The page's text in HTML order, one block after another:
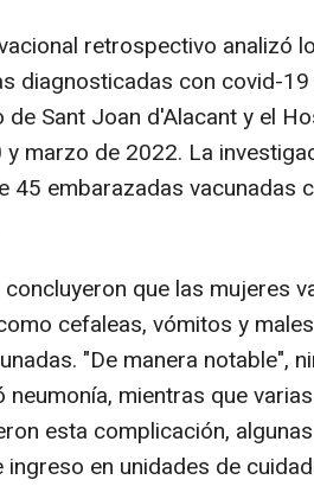
retrospectivo analizó
diagnosticadas con covid-
Sant Joan d'Alacant y el
marzo de 2022. La
45 embarazadas vacunadas
que las mujeres
cefaleas, vómitos y
"De manera notable",
mientras que
esta complicación,
en unidades de